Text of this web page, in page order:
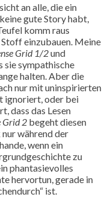
an alle, die ein
gute Story habt,
komm raus
einzubauen. Meine
Grid 1/2und
sie sympathische
halten. Aber die
nur mit uninspirierten
ignoriert, oder bei
dass das Lesen
Grid 2 begeht diesen
während der
wenn ein
zu
phantasievolles
hervortun, gerade in
ist.